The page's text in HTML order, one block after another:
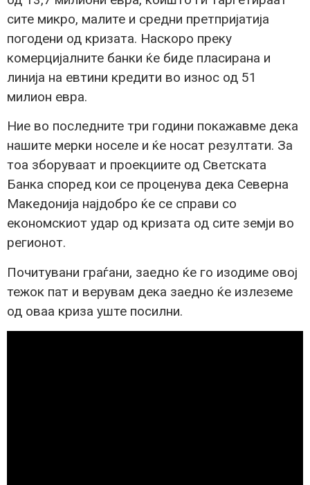
сите микро, малите и средни претпријатија
погодени од кризата. Наскоро преку
комерцијалните банки ќе биде пласирана и
линија на евтини кредити во износ од 51
милион евра.
Ние во последните три години покажавме дека
нашите мерки носеле и ќе носат резултати. За
тоа зборуваат и проекциите од Светската
Банка според кои се проценува дека Северна
Македонија најдобро ќе се справи со
економскиот удар од кризата од сите земји во
регионот.
Почитувани граѓани, заедно ќе го изодиме овој
тежок пат и верувам дека заедно ќе излеземе
од оваа криза уште посилни.